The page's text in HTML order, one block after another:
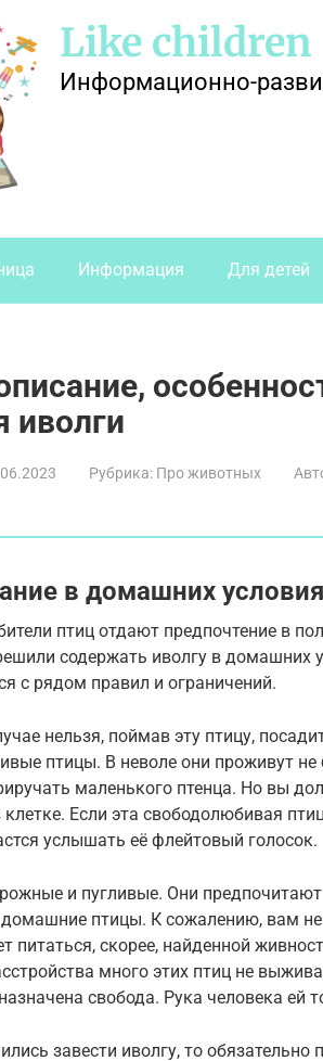
Like children
Информационно-
Информация Для детей
иволги
Рубрика: Про животных
в домашних
птиц отдают предпочтение в
содержать иволгу в домашних
с рядом правил и ограничений.
нельзя, поймав эту птицу,
птицы. В неволе они проживут не
маленького птенца. Но вы
клетке. Если эта свободолюбивая
услышать её флейтовый голосок.
и пугливые. Они
птицы. К сожалению, вам не
питаться, скорее, найденной
много этих птиц не
свобода. Рука человека ей
завести иволгу, то